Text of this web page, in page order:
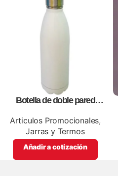
Botella de doble pared
promocionales
Articulos Promocionales,
Jarras y Termos
Añadir a cotización